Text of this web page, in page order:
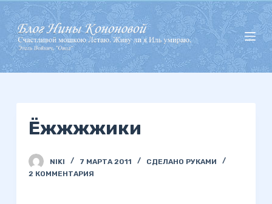
П
е
р
е
й
Ёжжжжики
NIKI 7 МАРТА 2011
СДЕЛАНО РУКАМИ
2 КОММЕНТАРИЯ